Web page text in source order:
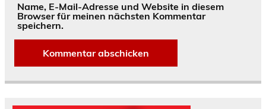
Name, E-Mail-Adresse und Website in diesem
Browser für meinen nächsten Kommentar
speichern.